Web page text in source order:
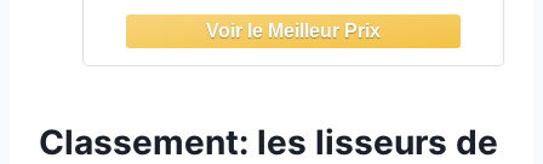
passage, Céramique, Léger, Glisse
facile, Ecran LCD, 150-230°C,
pochette) Fer à lisser S9100
Classement: les lisseurs de